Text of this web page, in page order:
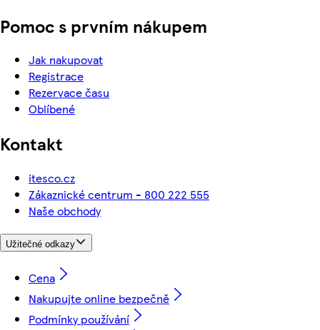
Pomoc s prvním nákupem
Jak nakupovat
Registrace
Rezervace času
Oblíbené
Kontakt
itesco.cz
Zákaznické centrum - 800 222 555
Naše obchody
Užitečné odkazy
Cena
Nakupujte online bezpečně
Podmínky používání